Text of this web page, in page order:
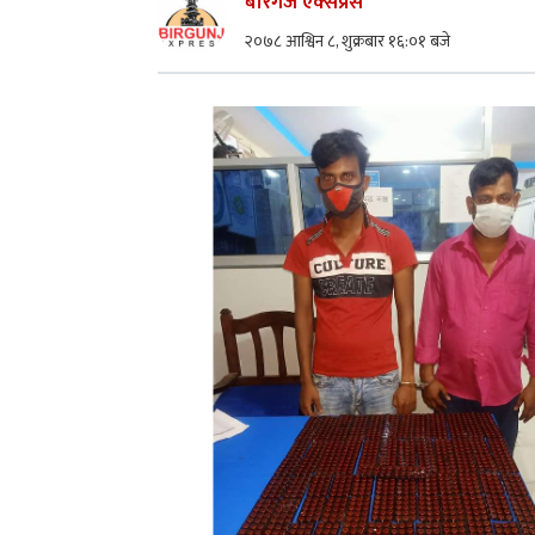
२०७८ आश्विन ८, शुक्रबार १६:०१ बजे